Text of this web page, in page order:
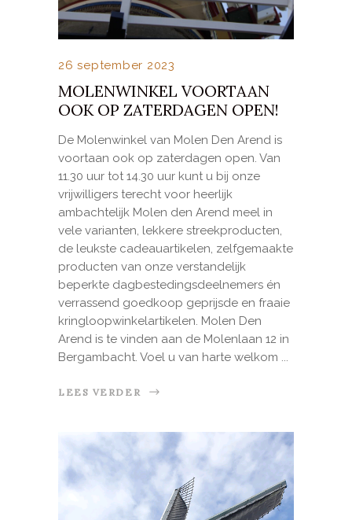
26 september 2023
MOLENWINKEL VOORTAAN
OOK OP ZATERDAGEN OPEN!
De Molenwinkel van Molen Den Arend is
voortaan ook op zaterdagen open. Van
11.30 uur tot 14.30 uur kunt u bij onze
vrijwilligers terecht voor heerlijk
ambachtelijk Molen den Arend meel in
vele varianten, lekkere streekproducten,
de leukste cadeauartikelen, zelfgemaakte
producten van onze verstandelijk
beperkte dagbestedingsdeelnemers én
verrassend goedkoop geprijsde en fraaie
kringloopwinkelartikelen. Molen Den
Arend is te vinden aan de Molenlaan 12 in
Bergambacht. Voel u van harte welkom
LEES VERDER